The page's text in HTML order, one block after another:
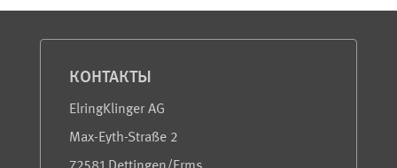
КОНТАКТЫ
ElringKlinger AG
Max-Eyth-Straße 2